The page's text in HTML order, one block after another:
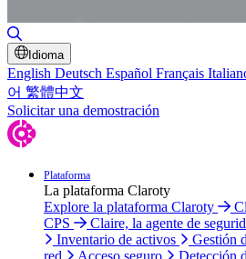
Idioma
English Deutsch Español Français
어 繁體中文
Solicitar una demostración
Plataforma
La plataforma Claroty
Explore la plataforma Claroty
CPS
Claire, la agente de
Inventario de activos
Gestión
red
Acceso seguro Detección